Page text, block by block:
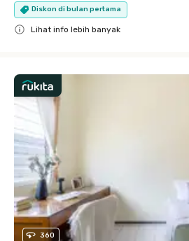
Diskon di bulan pertama
Lihat info lebih banyak
360